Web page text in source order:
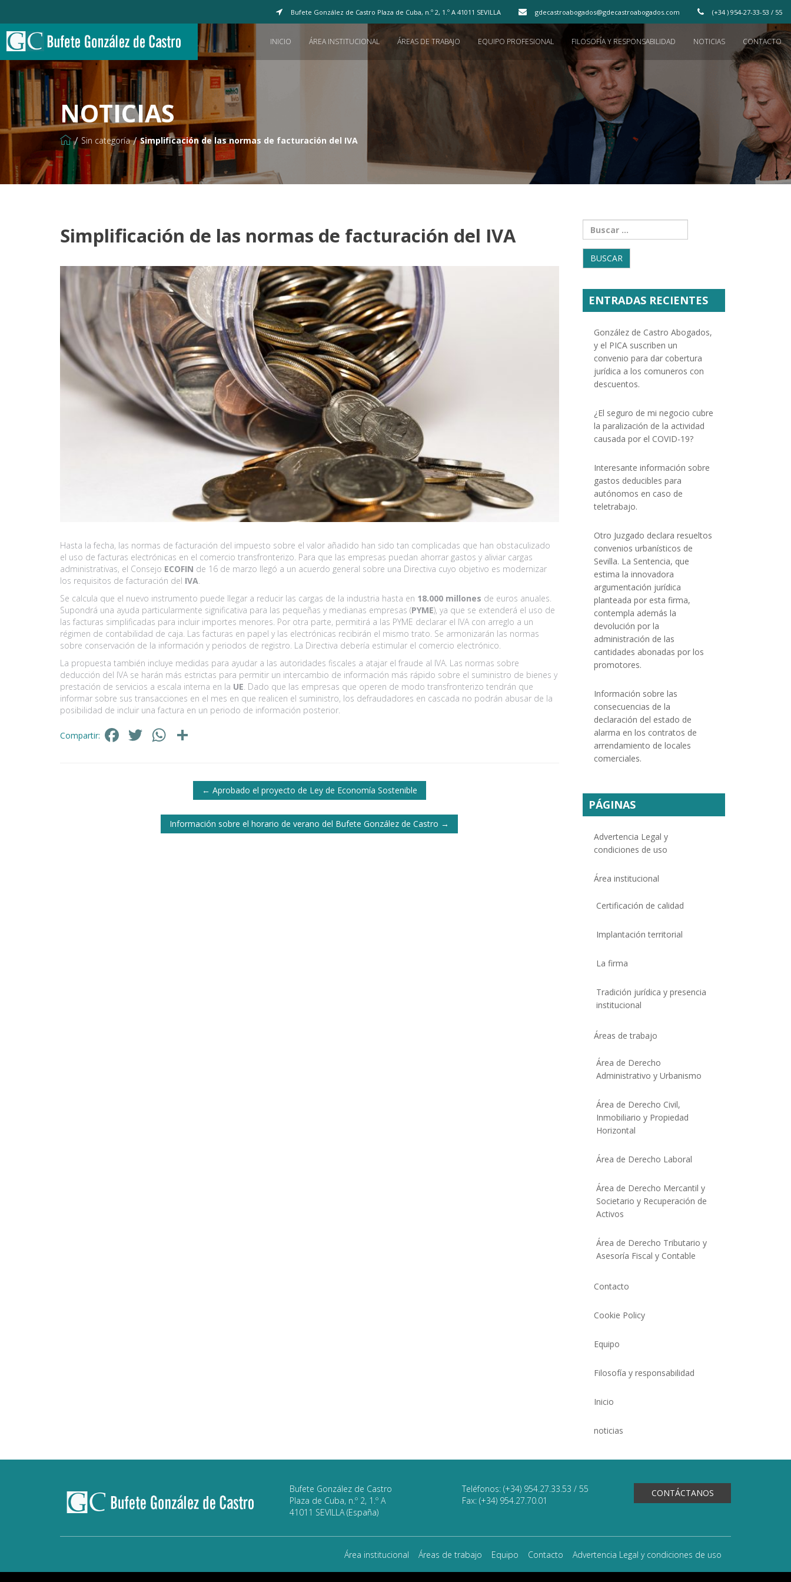
Bufete González de Castro Plaza de Cuba, n.º 2, 1.º A 41011 SEVILLA gdecastroabogados@gdecastroabogados.com (+34 ) 954-27-33-53 / 55
INICIO ÁREA INSTITUCIONAL ÁREAS DE TRABAJO EQUIPO PROFESIONAL FILOSOFÍA Y RESPONSABILIDAD NOTICIAS CONTACTO
NOTICIAS
/ Sin categoría / Simplificación de las normas de facturación del IVA
Simplificación de las normas de facturación del IVA
Hasta la fecha, las normas de facturación del impuesto sobre el valor añadido han sido tan complicadas que han obstaculizado
el uso de facturas electrónicas en el comercio transfronterizo. Para que las empresas puedan ahorrar gastos y aliviar cargas
administrativas, el Consejo ECOFIN de 16 de marzo llegó a un acuerdo general sobre una Directiva cuyo objetivo es modernizar
los requisitos de facturación del IVA
Se calcula que el nuevo instrumento puede llegar a reducir las cargas de la industria hasta en 18.000 millones de euros anuales.
Supondrá una ayuda particularmente significativa para las pequeñas y medianas empresas (PYME), ya que se extenderá el uso de
las facturas simplificadas para incluir importes menores. Por otra parte, permitirá a las PYME declarar el IVA con arreglo a un
régimen de contabilidad de caja. Las facturas en papel y las electrónicas recibirán el mismo trato. Se armonizarán las normas
sobre conservación de la información y periodos de registro. La Directiva debería estimular el comercio electrónico.
La propuesta también incluye medidas para ayudar a las autoridades fiscales a atajar el fraude al IVA. Las normas sobre
deducción del IVA se harán más estrictas para permitir un intercambio de información más rápido sobre el suministro de bienes y
prestación de servicios a escala interna en la UE . Dado que las empresas que operen de modo transfronterizo tendrán que
informar sobre sus transacciones en el mes en que realicen el suministro, los defraudadores en cascada no podrán abusar de la
posibilidad de incluir una factura en un periodo de información posterior.
Compartir: Facebook
TwitterWhatsApp
publicaciones
← Aprobado el proyecto de Ley de Economía Sostenible
Información sobre el horario de verano del Bufete González de Castro →
ENTRADAS RECIENTES
González de Castro Abogados,
y el PICA suscriben un
convenio para dar cobertura
jurídica a los comuneros con
descuentos.
¿El seguro de mi negocio cubre
la paralización de la actividad
causada por el COVID-19?
Interesante información sobre
gastos deducibles para
autónomos en caso de
teletrabajo.
Otro Juzgado declara resueltos
convenios urbanísticos de
Sevilla. La Sentencia, que
estima la innovadora
argumentación jurídica
planteada por esta firma,
contempla además la
devolución por la
administración de las
cantidades abonadas por los
promotores.
Información sobre las
consecuencias de la
declaración del estado de
alarma en los contratos de
arrendamiento de locales
comerciales.
PÁGINAS
Advertencia Legal y
condiciones de uso
Área institucional
Certificación de calidad
Implantación territorial
La firma
Tradición jurídica y presencia
institucional
Áreas de trabajo
Área de Derecho
Administrativo y Urbanismo
Área de Derecho Civil,
Inmobiliario y Propiedad
Horizontal
Área de Derecho Laboral
Área de Derecho Mercantil y
Societario y Recuperación de
Activos
Área de Derecho Tributario y
Asesoría Fiscal y Contable
Contacto
Cookie Policy
Equipo
Filosofía y responsabilidad
Inicio
noticias
Bufete González de Castro
Plaza de Cuba, n.º 2, 1.º A
41011 SEVILLA (España)
Teléfonos: (+34) 954.27.33.53 / 55
Fax: (+34) 954.27.70.01
CONTÁCTANOS
Área institucional Áreas de trabajo Equipo Contacto Advertencia Legal y condiciones de uso